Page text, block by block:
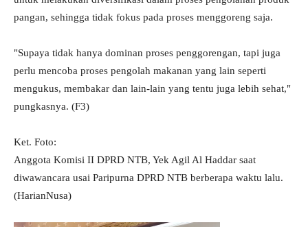
pangan, sehingga tidak fokus pada proses menggoreng saja.
"Supaya tidak hanya dominan proses penggorengan, tapi juga
perlu mencoba proses pengolah makanan yang lain seperti
mengukus, membakar dan lain-lain yang tentu juga lebih sehat,"
pungkasnya. (F3)
Ket. Foto:
Anggota Komisi II DPRD NTB, Yek Agil Al Haddar saat
diwawancara usai Paripurna DPRD NTB berberapa waktu lalu.
(HarianNusa)